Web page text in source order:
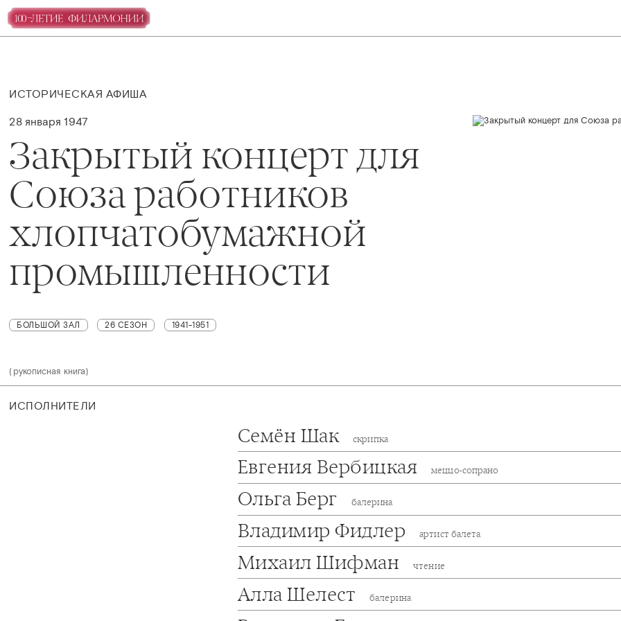
ИСТОРИЧЕСКАЯ АФИША
28 января 1947
Закрытый концерт для
Союза работников
хлопчатобумажной
промышленности
БОЛЬШОЙ ЗАЛ 26 СЕЗОН 1941-1951
(рукописная книга)
ИСПОЛНИТЕЛИ
Семён Шак скрипка
Евгения Вербицкая меццо-сопрано
Ольга Берг балерина
Владимир Фидлер артист балета
Михаил Шифман чтение
Алла Шелест балерина